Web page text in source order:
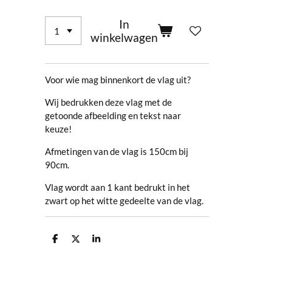
In
winkelwagen
Voor wie mag binnenkort de vlag uit?
Wij bedrukken deze vlag met de
getoonde afbeelding en tekst naar
keuze!
Afmetingen van de vlag is 150cm bij
90cm.
Vlag wordt aan 1 kant bedrukt in het
zwart op het witte gedeelte van de vlag.
D
D
S